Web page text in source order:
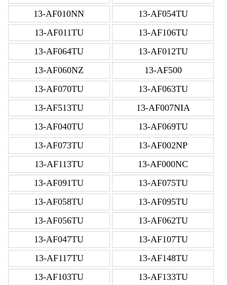
13-AF010NN
13-AF054TU
13-AF011TU
13-AF106TU
13-AF064TU
13-AF012TU
13-AF060NZ
13-AF500
13-AF070TU
13-AF063TU
13-AF513TU
13-AF007NIA
13-AF040TU
13-AF069TU
13-AF073TU
13-AF002NP
13-AF113TU
13-AF000NC
13-AF091TU
13-AF075TU
13-AF058TU
13-AF095TU
13-AF056TU
13-AF062TU
13-AF047TU
13-AF107TU
13-AF117TU
13-AF148TU
13-AF103TU
13-AF133TU